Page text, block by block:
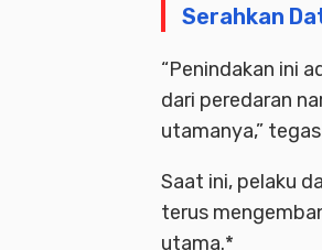
Serahkan
“Penindakan ini
dari peredaran
utamanya,”
Saat ini, pelaku
terus
utama.*